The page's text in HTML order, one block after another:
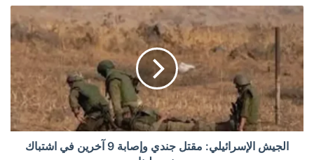
الجيش الإسرائيلي: مقتل جندي وإصابة 9 آخرين في اشتباك